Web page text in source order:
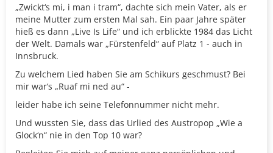
„Zwickt‘s mi, i man i tram“, dachte sich mein Vater, als er
meine Mutter zum ersten Mal sah. Ein paar Jahre später
hieß es dann „Live Is Life“ und ich erblickte 1984 das Licht
der Welt. Damals war „Fürstenfeld“ auf Platz 1 - auch in
Innsbruck.
Zu welchem Lied haben Sie am Schikurs geschmust? Bei
mir war‘s „Ruaf mi ned au“ -
leider habe ich seine Telefonnummer nicht mehr.
Und wussten Sie, dass das Urlied des Austropop „Wie a
Glock‘n“ nie in den Top 10 war?